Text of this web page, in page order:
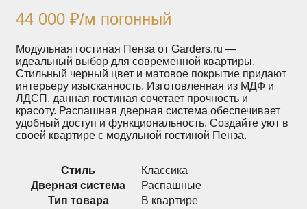
хранения
Прихожие Спальни
Стеллажи Тумбы
Шкафы по
назначению
Гардеробные
+7 (926) 192-03-75
44 000₽/м погонный
Модульная гостиная Пенза от Garders.ru —
идеальный выбор для современной квартиры.
Стильный черный цвет и матовое покрытие придают
интерьеру изысканность. Изготовленная из МДФ и
ЛДСП, данная гостиная сочетает прочность и
красоту. Распашная дверная система обеспечивает
удобный доступ и функциональность. Создайте уют в
своей квартире с модульной гостиной Пенза.
Стиль
Классика
Дверная система
Распашные
Тип товара
В квартире